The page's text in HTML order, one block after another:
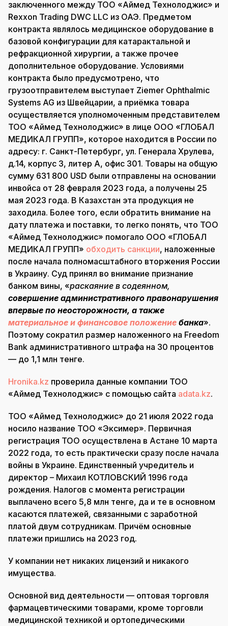
заключенного между ТОО «Аймед Технолоджис» и
Rexxon Trading DWC LLC из ОАЭ. Предметом
контракта являлось медицинское оборудование в
базовой конфигурации для катарактальной и
рефракционной хирургии, а также прочее
дополнительное оборудование. Условиями
контракта было предусмотрено, что
грузоотправителем выступает Ziemer Ophthalmic
Systems AG из Швейцарии, а приёмка товара
осуществляется уполномоченным представителем
ТОО «Аймед Технолоджис» в лице ООО «ГЛОБАЛ
МЕДИКАЛ ГРУПП», которое находится в России по
адресу: г. Санкт-Петербург, ул. Генерала Хрулева,
д.14, корпус 3, литер А, офис 301. Товары на общую
сумму 631 800 USD были отправлены на основании
инвойса от 28 февраля 2023 года, а получены 25
мая 2023 года. В Казахстан эта продукция не
заходила. Более того, если обратить внимание на
дату платежа и поставки, то легко понять, что ТОО
«Аймед Технолоджис» помогало ООО «ГЛОБАЛ
МЕДИКАЛ ГРУПП» обходить санкции, наложенные
после начала полномасштабного вторжения России
в Украину. Суд принял во внимание признание
банком вины, «раскаяние в содеянном,
совершение административного правонарушения
впервые по неосторожности, а также
материальное и финансовое положение банка».
Поэтому сократил размер наложенного на Freedom
Bank административного штрафа на 30 процентов
— до 1,1 млн тенге.
Hronika.kz проверила данные компании ТОО
«Аймед Технолоджис» с помощью сайта adata.kz.
ТОО «Аймед Технолоджис» до 21 июля 2022 года
носило название ТОО «Эксимер». Первичная
регистрация ТОО осуществлена в Астане 10 марта
2022 года, то есть практически сразу после начала
войны в Украине. Единственный учредитель и
директор – Михаил КОТЛОВСКИЙ 1996 года
рождения. Налогов с момента регистрации
выплачено всего 5,8 млн тенге, да и те в основном
касаются платежей, связанными с заработной
платой двум сотрудникам. Причём основные
платежи пришлись на 2023 год.
У компании нет никаких лицензий и никакого
имущества.
Основной вид деятельности — оптовая торговля
фармацевтическими товарами, кроме торговли
медицинской техникой и ортопедическими